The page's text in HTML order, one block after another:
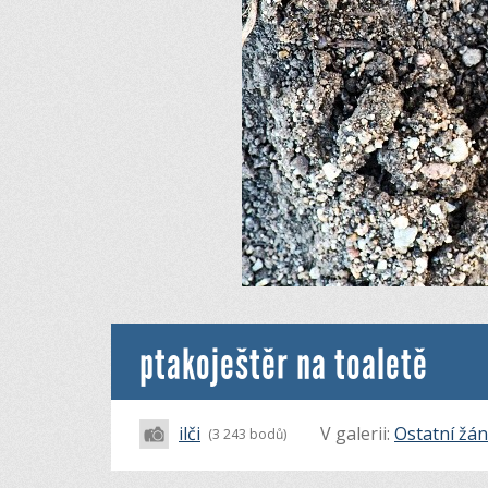
ptakoještěr na toaletě
ilči (3 243 bodů) V galerii: Ostatní